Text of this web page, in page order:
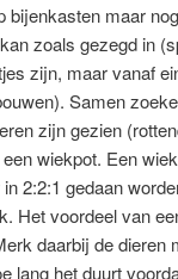
bijenkasten maar
zoals gezegd in
zijn, maar vanaf
Samen
zijn gezien
wiekpot. Een
2:2:1 gedaan
Het voordeel van
daarbij de
lang het duurt